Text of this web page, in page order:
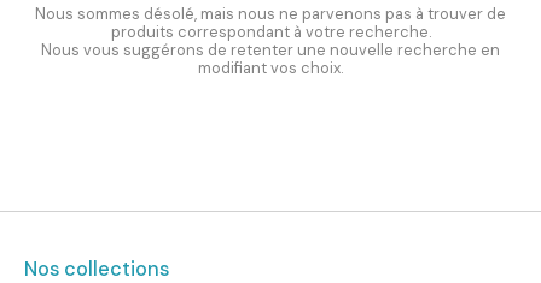
Nous sommes désolé, mais nous ne parvenons pas à trouver de
produits correspondant à votre recherche.
Nous vous suggérons de retenter une nouvelle recherche en
modifiant vos choix.
Nos collections